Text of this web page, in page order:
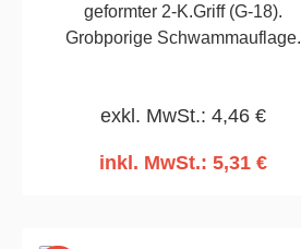
geformter 2-K.Griff (G-18).
Grobporige Schwammauflage.
280mm
exkl. MwSt.: 4,46 €
inkl. MwSt.: 5,31 €